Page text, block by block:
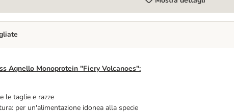
Agnello Monoprotein "Fiery Volcanoes":
le taglie e razze
per un'alimentazione idonea alla specie